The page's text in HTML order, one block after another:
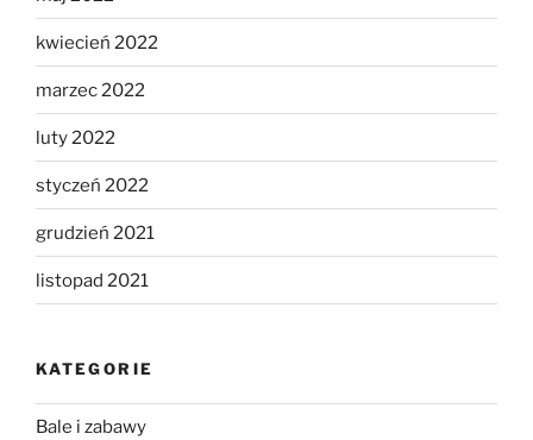
kwiecień 2022
marzec 2022
luty 2022
styczeń 2022
grudzień 2021
listopad 2021
KATEGORIE
Bale i zabawy